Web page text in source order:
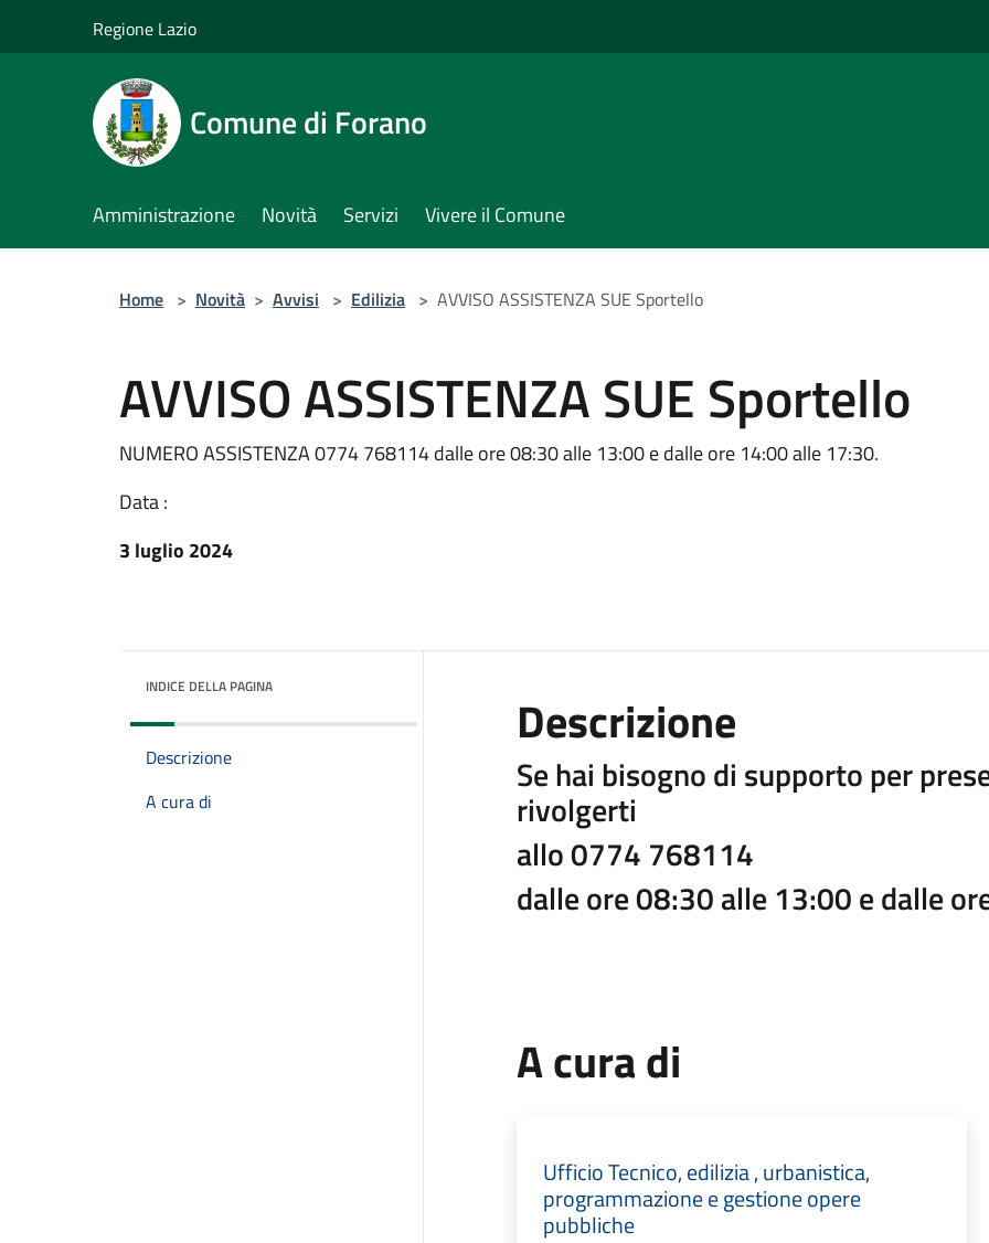
Regione Lazio
Comune di Forano
Amministrazione Novità Servizi Vivere il Comune
Home > Novità > Avvisi > Edilizia > AVVISO ASSISTENZA SUE Sportello
AVVISO ASSISTENZA SUE Sportello
NUMERO ASSISTENZA 0774 768114 dalle ore 08:30 alle 13:00 e dalle ore 14:00 alle 17:30.
Data :
3 luglio 2024
INDICE DELLA PAGINA
Descrizione
A cura di
Descrizione
Se hai bisogno di supporto per
rivolgerti
allo 0774 768114
dalle ore 08:30 alle 13:00 e dalle
A cura di
Ufficio Tecnico, edilizia , urbanistica,
programmazione e gestione opere
pubbliche